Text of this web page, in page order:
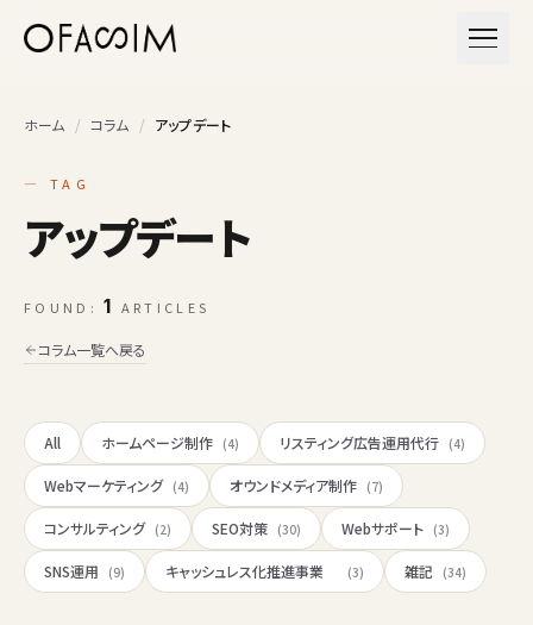
メニ
ホーム / コラム / アップデート
— TAG
アップデート
FOUND:1 ARTICLES
コラム一覧へ戻る
All ホームページ制作 (4) リスティング広告運用代行 (4)
Webマーケティング (4) オウンドメディア制作 (7)
コンサルティング (2) SEO対策 (30) Webサポート (3)
SNS運用 (9) キャッシュレス化推進事業 (3) 雑記 (34)